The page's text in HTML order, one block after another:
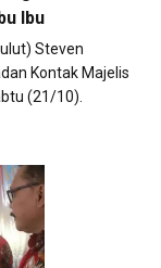
Ibu
Steven
Kontak Majelis
(21/10).